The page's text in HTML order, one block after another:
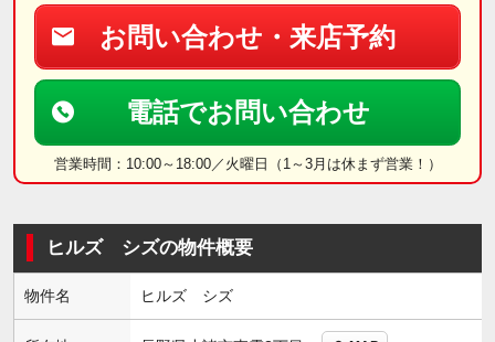
お問い合わせ・来店予約
電話でお問い合わせ
営業時間：10:00～18:00／火曜日（1～3月は休まず営業！）
ヒルズ シズの物件概要
物件名 ヒルズ シズ